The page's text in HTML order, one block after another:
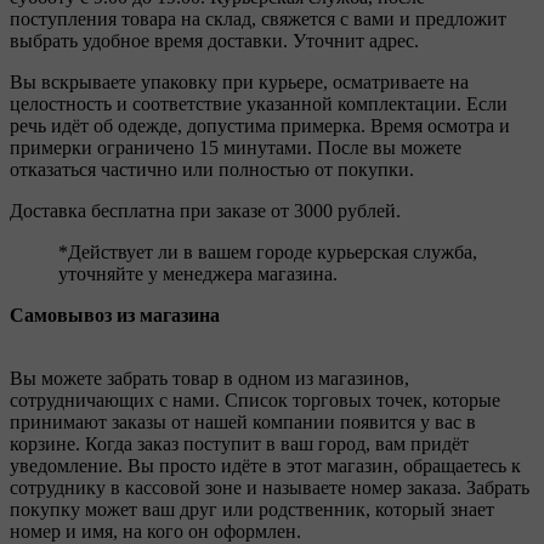
поступления товара на склад, свяжется с вами и предложит
выбрать удобное время доставки. Уточнит адрес.
Вы вскрываете упаковку при курьере, осматриваете на
целостность и соответствие указанной комплектации. Если
речь идёт об одежде, допустима примерка. Время осмотра и
примерки ограничено 15 минутами. После вы можете
отказаться частично или полностью от покупки.
Доставка бесплатна при заказе от 3000 рублей.
*Действует ли в вашем городе курьерская служба,
уточняйте у менеджера магазина.
Самовывоз из магазина
Вы можете забрать товар в одном из магазинов,
сотрудничающих с нами. Список торговых точек, которые
принимают заказы от нашей компании появится у вас в
корзине. Когда заказ поступит в ваш город, вам придёт
уведомление. Вы просто идёте в этот магазин, обращаетесь к
сотруднику в кассовой зоне и называете номер заказа. Забрать
покупку может ваш друг или родственник, который знает
номер и имя, на кого он оформлен.